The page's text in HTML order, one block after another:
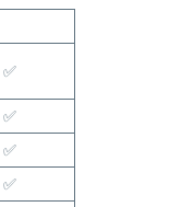
✅
✅
✅
✅